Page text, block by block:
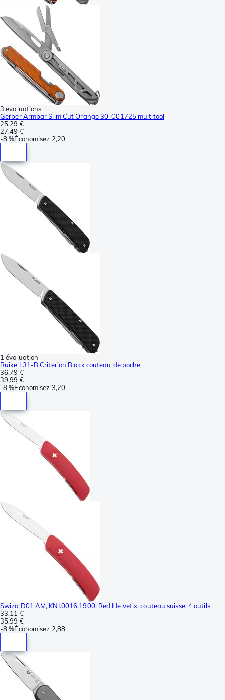
3 évaluations
Gerber Armbar Slim Cut Orange 30-001725 multitool
25,29 €
27,49 €
-8 %Économisez 2,20
1 évaluation
Ruike L31-B Criterion Black couteau de poche
36,79 €
39,99 €
-8 %Économisez 3,20
Swiza D01 AM, KNI.0016.1900, Red Helvetix, couteau suisse, 4 outils
33,11 €
35,99 €
-8 %Économisez 2,88